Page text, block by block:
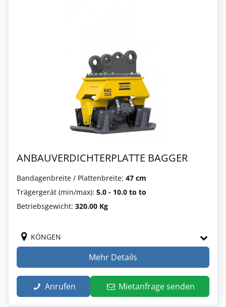
ANBAUVERDICHTERPLATTE BAGGER
Bandagenbreite / Plattenbreite: 47 cm
Trägergerät (min/max): 5.0 - 10.0 to to
Betriebsgewicht: 320.00 Kg
KÖNGEN
Mehr Details
Anrufen Mietanfrage senden